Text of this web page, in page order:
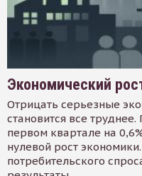
Экономический
Отрицать серьезные
становится все
первом квартале на
нулевой рост
потребительского